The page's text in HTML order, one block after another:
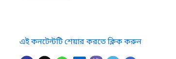
এই কনটেন্টটি শেয়ার করতে ক্লিক করুন